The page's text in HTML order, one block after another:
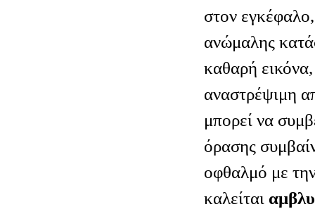
στον εγκέφαλο,
ανώμαλης
καθαρή
αναστρέψιμη
μπορεί να
όρασης
οφθαλμό με
καλείται